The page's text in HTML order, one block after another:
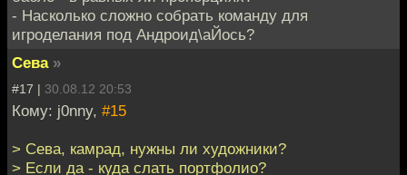
- Насколько сложно собрать команду для
игроделания под Андроид\аЙось?
Сева »
#17 | 30.08.12 20:53
Кому: j0nny, #15
> Сева, камрад, нужны ли художники?
> Если да - куда слать портфолио?